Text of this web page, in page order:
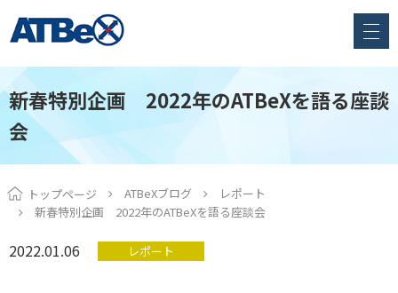
新春特別企画 2022年のATBeXを語る座談
会
トップページ ATBeXブログ
レポート
新春特別企画 2022年のATBeXを語る座談会
2022.01.06 レポート